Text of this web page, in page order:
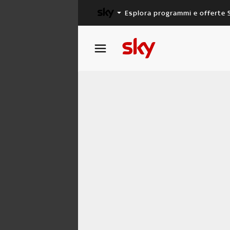
Esplora programmi e offerte